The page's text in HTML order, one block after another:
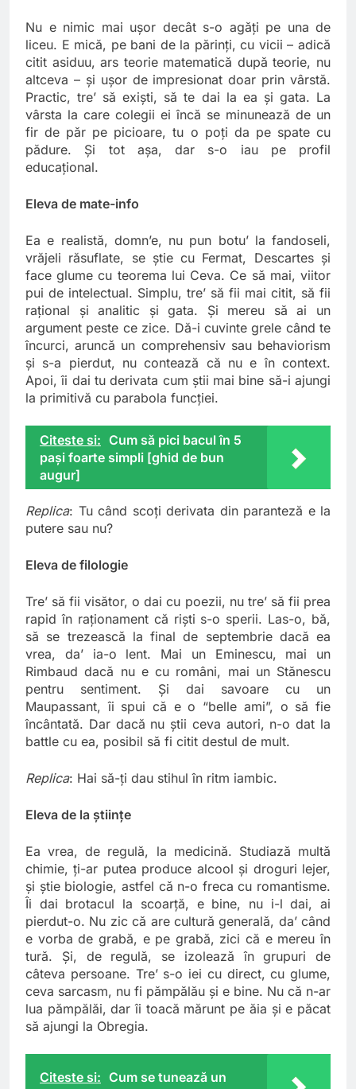
Nu e nimic mai ușor decât s-o agăți pe una de
liceu. E mică, pe bani de la părinți, cu vicii – adică
citit asiduu, ars teorie matematică după teorie, nu
altceva – și ușor de impresionat doar prin vârstă.
Practic, tre’ să exiști, să te dai la ea și gata. La
vârsta la care colegii ei încă se minunează de un
fir de păr pe picioare, tu o poți da pe spate cu
pădure. Și tot așa, dar s-o iau pe profil
educațional.
Eleva de mate-info
Ea e realistă, domn’e, nu pun botu’ la fandoseli,
vrăjeli răsuflate, se știe cu Fermat, Descartes și
face glume cu teorema lui Ceva. Ce să mai, viitor
pui de intelectual. Simplu, tre’ să fii mai citit, să fii
rațional și analitic și gata. Și mereu să ai un
argument peste ce zice. Dă-i cuvinte grele când te
încurci, aruncă un comprehensiv sau behaviorism
și s-a pierdut, nu contează că nu e în context.
Apoi, îi dai tu derivata cum știi mai bine să-i ajungi
la primitivă cu parabola funcției.
Citeste si: Cum să pici bacul în 5
pași foarte simpli [ghid de bun
augur]
Replica: Tu când scoți derivata din paranteză e la
putere sau nu?
Eleva de filologie
Tre’ să fii visător, o dai cu poezii, nu tre’ să fii prea
rapid în raționament că riști s-o sperii. Las-o, bă,
să se trezească la final de septembrie dacă ea
vrea, da’ ia-o lent. Mai un Eminescu, mai un
Rimbaud dacă nu e cu români, mai un Stănescu
pentru sentiment. Și dai savoare cu un
Maupassant, îi spui că e o “belle ami”, o să fie
încântată. Dar dacă nu știi ceva autori, n-o dat la
battle cu ea, posibil să fi citit destul de mult.
Replica: Hai să-ți dau stihul în ritm iambic.
Eleva de la științe
Ea vrea, de regulă, la medicină. Studiază multă
chimie, ți-ar putea produce alcool și droguri lejer,
și știe biologie, astfel că n-o freca cu romantisme.
Îi dai brotacul la scoarță, e bine, nu i-l dai, ai
pierdut-o. Nu zic că are cultură generală, da’ când
e vorba de grabă, e pe grabă, zici că e mereu în
tură. Și, de regulă, se izolează în grupuri de
câteva persoane. Tre’ s-o iei cu direct, cu glume,
ceva sarcasm, nu fi pămpălău și e bine. Nu că n-ar
lua pămpălăi, dar îi toacă mărunt pe ăia și e păcat
să ajungi la Obregia.
Citeste si: Cum se tunează un